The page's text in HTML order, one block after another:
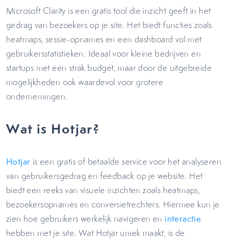
Microsoft Clarity is een gratis tool die inzicht geeft in het
gedrag van bezoekers op je site. Het biedt functies zoals
heatmaps, sessie-opnames en een dashboard vol met
gebruikersstatistieken. Ideaal voor kleine bedrijven en
startups met een strak budget, maar door de uitgebreide
mogelijkheden ook waardevol voor grotere
ondernemingen.
Wat is Hotjar?
Hotjar is een gratis of betaalde service voor het analyseren
van gebruikersgedrag en feedback op je website. Het
biedt een reeks van visuele inzichten zoals heatmaps,
bezoekersopnames en conversietrechters. Hiermee kun je
zien hoe gebruikers werkelijk navigeren en interactie
hebben met je site. Wat Hotjar uniek maakt, is de